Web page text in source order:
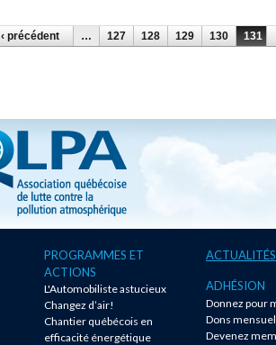
‹ précédent … 127 128 129 130 131
PROGRAMMES ET
ACTIONS
L'Automobiliste astucieux
Changez d’air!
Chantier québécois en
efficacité énergétique
ACTUALITÉS
ADHÉSION
Donnez pour
Dons
Devenez